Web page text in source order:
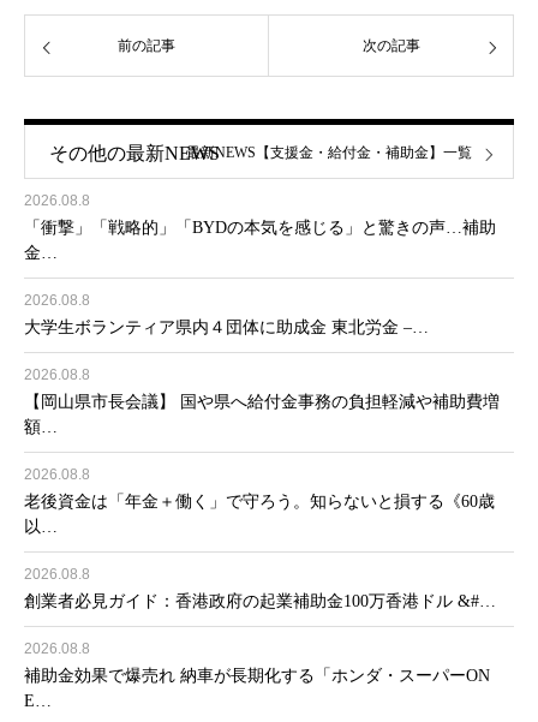
前の記事 次の記事
その他の最新NEWS
2026.08.8
「衝撃」「戦略的」「BYDの本気を感じる」と驚きの声…補助
金…
2026.08.8
大学生ボランティア県内４団体に助成金 東北労金 –…
2026.08.8
【岡山県市長会議】 国や県へ給付金事務の負担軽減や補助費増
額…
2026.08.8
老後資金は「年金＋働く」で守ろう。知らないと損する《60歳
以…
2026.08.8
創業者必見ガイド：香港政府の起業補助金100万香港ドル &#…
2026.08.8
補助金効果で爆売れ 納車が長期化する「ホンダ・スーパーON
E…
最新NEWS【支援金・給付金・補助金】一覧